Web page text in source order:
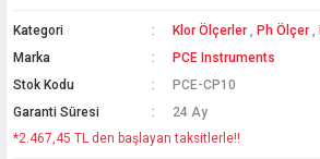
Kategori Klor Ölçerler , Ph Ölçer ,
Marka
PCE Instruments
Stok Kodu
PCE-CP10
Garanti Süresi
24 Ay
*2.467,45 TL den başlayan taksitlerle!!